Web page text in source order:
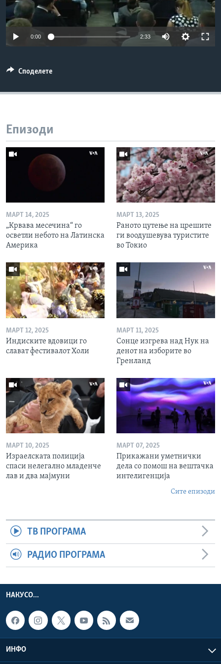
ИНТЕРВЈУА
Јазици
0:00 2:33
Споделете
Епизоди
МАРТ 14, 2025
„Крвава месечина“ го
осветли небото на Латинска
Америка
МАРТ 13, 2025
Раното цутење на црешите
ги воодушевува туристите
во Токио
МАРТ 12, 2025
Индиските вдовици го
слават фестивалот Холи
МАРТ 11, 2025
Сонце изгрева над Нук на
денот на изборите во
Гренланд
МАРТ 10, 2025
Израелската полиција
спаси нелегално младенче
лав и два мајмуни
МАРТ 07, 2025
Прикажани уметнички
дела со помош на вештачка
интелигенција
Сите епизоди
ТВ ПРОГРАМА
РАДИО ПРОГРАМА
НАКУСО...
ИНФО